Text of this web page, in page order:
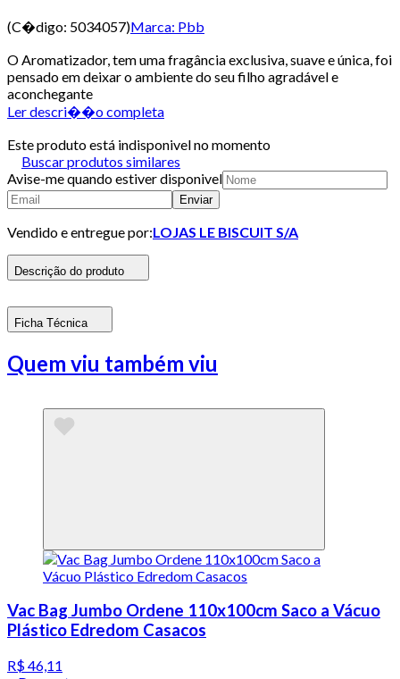
(C�digo: 5034057)Marca: Pbb
O Aromatizador, tem uma fragância exclusiva, suave e única, foi
pensado em deixar o ambiente do seu filho agradável e
aconchegante
Ler descri��o completa
Este produto está indisponivel no momento
Buscar produtos similares
Avise-me quando estiver disponivel
Enviar
Vendido e entregue por:LOJAS LE BISCUIT S/A
Descrição do produto
Ficha Técnica
Quem viu também viu
Vac Bag Jumbo Ordene 110x100cm Saco a Vácuo
Plástico Edredom Casacos
R$ 46,11